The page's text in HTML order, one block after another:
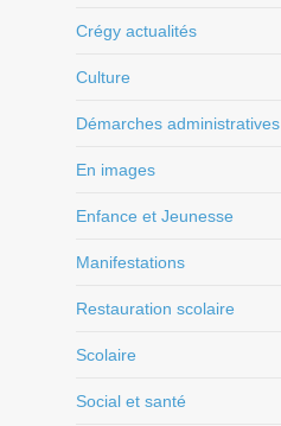
Crégy actualités
Culture
Démarches administratives
En images
Enfance et Jeunesse
Manifestations
Restauration scolaire
Scolaire
Social et santé